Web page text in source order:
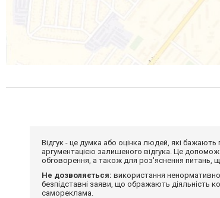
Відгук - це думка або оцінка людей, які
аргументацією залишеного відгука. Це
обговорення, а також для роз'яснення питань,
Не дозволяється: використання
безпідставні заяви, що ображають діяльність
самореклама.